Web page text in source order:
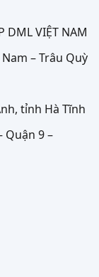
DML VIỆT NAM
– Trâu Quỳ
tỉnh Hà Tĩnh
Quận 9 –